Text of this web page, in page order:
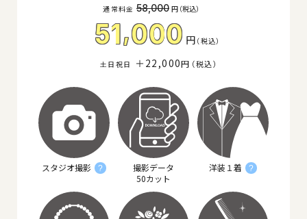
通常料金 58,000 円（税込）
51,000 円（税込）
＋22,000円（税込）
スタジオ撮影 ?
撮影データ
50カット
洋装１着 ?